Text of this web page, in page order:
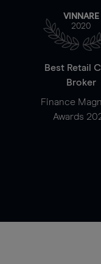
VINNARE
2020
Best Retail
Broker
Finance
Awards